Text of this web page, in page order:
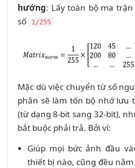
hướng: Lấy toàn bộ ma
số
1/255
Mặc dù việc chuyển từ số
phân sẽ làm tốn bộ nhớ lưu
(từ dạng 8-bit sang 32-bit),
bắt buộc phải trả. Bởi vì:
Giúp mọi bức ảnh đầu
thiết bị nào, cũng đều